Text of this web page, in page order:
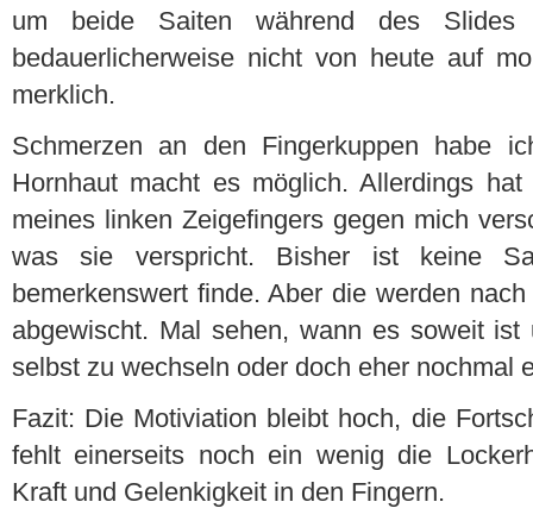
um beide Saiten während des Slides
bedauerlicherweise nicht von heute auf
merklich.
Schmerzen an den Fingerkuppen habe
Hornhaut macht es möglich. Allerdings
meines linken Zeigefingers gegen mich
was sie verspricht. Bisher ist keine
bemerkenswert finde. Aber die werden
abgewischt. Mal sehen, wann es soweit
selbst zu wechseln oder doch eher nochmal
Fazit: Die Motiviation bleibt hoch, die
fehlt einerseits noch ein wenig die
Kraft und Gelenkigkeit in den Fingern.